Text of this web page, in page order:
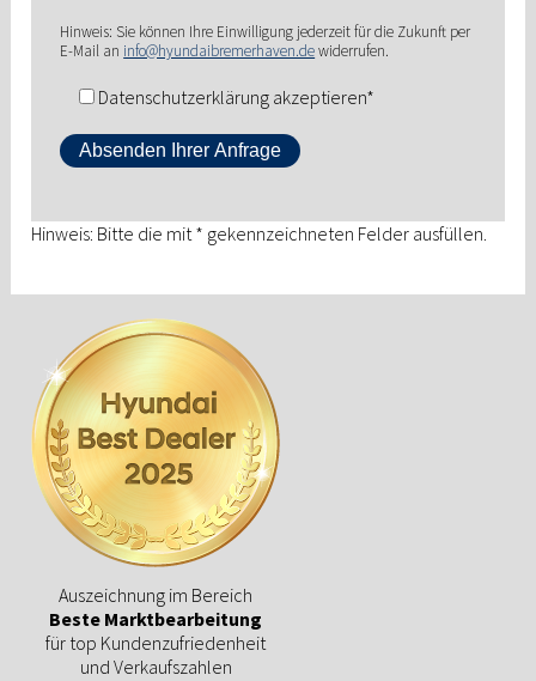
Hinweis: Sie können Ihre Einwilligung jederzeit für die Zukunft per
E-Mail an info@hyundaibremerhaven.dewiderrufen.
Datenschutzerklärung akzeptieren*
Hinweis: Bitte die mit * gekennzeichneten Felder ausfüllen.
Auszeichnung im Bereich
Beste Marktbearbeitung
für top Kundenzufriedenheit
und Verkaufszahlen